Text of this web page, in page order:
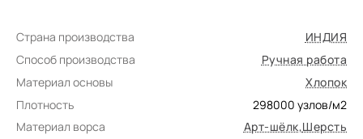
Страна производства
ИНДИЯ
Способ производства
Ручная работа
Материал основы
Хлопок
Плотность
298000 узлов/м2
Материал ворса
Арт-шёлк,Шерсть